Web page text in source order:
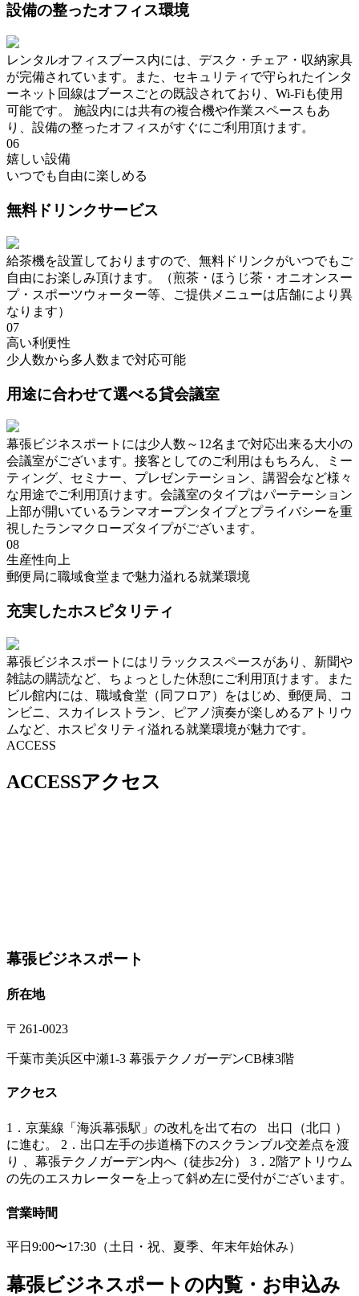
設備の整ったオフィス環境
レンタルオフィスブース内には、デスク・チェア・収納家具
が完備されています。また、セキュリティで守られたインタ
ーネット回線はブースごとの既設されており、Wi-Fiも使用
可能です。 施設内には共有の複合機や作業スペースもあ
り、設備の整ったオフィスがすぐにご利用頂けます。
06
嬉しい設備
いつでも自由に楽しめる
無料ドリンクサービス
給茶機を設置しておりますので、無料ドリンクがいつでもご
自由にお楽しみ頂けます。（煎茶・ほうじ茶・オニオンスー
プ・スポーツウォーター等、ご提供メニューは店舗により異
なります）
07
高い利便性
少人数から多人数まで対応可能
用途に合わせて選べる貸会議室
幕張ビジネスポートには少人数～12名まで対応出来る大小の
会議室がございます。接客としてのご利用はもちろん、ミー
ティング、セミナー、プレゼンテーション、講習会など様々
な用途でご利用頂けます。会議室のタイプはパーテーション
上部が開いているランマオープンタイプとプライバシーを重
視したランマクローズタイプがございます。
08
生産性向上
郵便局に職域食堂まで魅力溢れる就業環境
充実したホスピタリティ
幕張ビジネスポートにはリラックススペースがあり、新聞や
雑誌の購読など、ちょっとした休憩にご利用頂けます。また
ビル館内には、職域食堂（同フロア）をはじめ、郵便局、コ
ンビニ、スカイレストラン、ピアノ演奏が楽しめるアトリウ
ムなど、ホスピタリティ溢れる就業環境が魅力です。
ACCESS
ACCESSアクセス
幕張ビジネスポート
所在地
〒 261-0023
千葉市美浜区中瀬1-3 幕張テクノガーデンCB棟3階
アクセス
1．京葉線「海浜幕張駅」の改札を出て右の 出口（北口 ）
に進む。 2．出口左手の歩道橋下のスクランブル交差点を渡
り 、幕張テクノガーデン内へ（徒歩2分） 3．2階アトリウム
の先のエスカレーターを上って斜め左に受付がございます。
営業時間
平日9:00〜17:30（土日・祝、夏季、年末年始休み）
幕張ビジネスポートの内覧・お申込み